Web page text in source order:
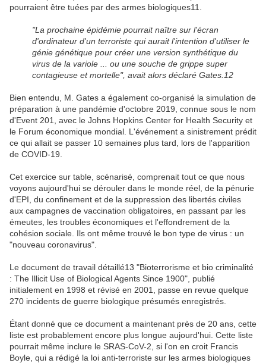
pourraient être tuées par des armes biologiques11.
"La prochaine épidémie pourrait naître sur l'écran
d'ordinateur d'un terroriste qui aurait l'intention d'utiliser le
génie génétique pour créer une version synthétique du
virus de la variole ... ou une souche de grippe super
contagieuse et mortelle", avait alors déclaré Gates.12
Bien entendu, M. Gates a également co-organisé la simulation de
préparation à une pandémie d'octobre 2019, connue sous le nom
d'Event 201, avec le Johns Hopkins Center for Health Security et
le Forum économique mondial. L'événement a sinistrement prédit
ce qui allait se passer 10 semaines plus tard, lors de l'apparition
de COVID-19.
Cet exercice sur table, scénarisé, comprenait tout ce que nous
voyons aujourd'hui se dérouler dans le monde réel, de la pénurie
d'EPI, du confinement et de la suppression des libertés civiles
aux campagnes de vaccination obligatoires, en passant par les
émeutes, les troubles économiques et l'effondrement de la
cohésion sociale. Ils ont même trouvé le bon type de virus : un
"nouveau coronavirus".
Le document de travail détaillé13 "Bioterrorisme et bio criminalité
: The Illicit Use of Biological Agents Since 1900", publié
initialement en 1998 et révisé en 2001, passe en revue quelque
270 incidents de guerre biologique présumés enregistrés.
Étant donné que ce document a maintenant près de 20 ans, cette
liste est probablement encore plus longue aujourd'hui. Cette liste
pourrait même inclure le SRAS-CoV-2, si l'on en croit Francis
Boyle, qui a rédigé la loi anti-terroriste sur les armes biologiques